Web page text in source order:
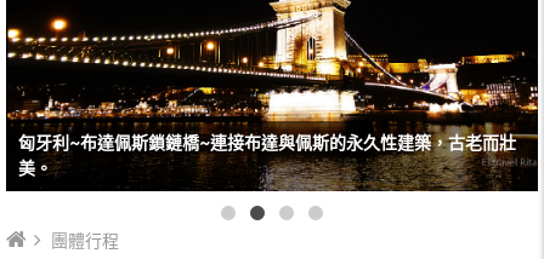
匈牙利~布達佩斯鎖鏈橋~連接布達與佩斯的永久性建築，古老而壯
美。
團體行程